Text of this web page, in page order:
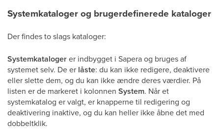
Systemkataloger og brugerdefinerede kataloger
Der findes to slags kataloger:
Systemkatalogerer indbygget i Sapera og bruges af
systemet selv. De er låste: du kan ikke redigere, deaktivere
eller slette dem, og du kan ikke ændre deres værdier. På
listen er de markeret i kolonnen System. Når et
systemkatalog er valgt, er knapperne til redigering og
deaktivering inaktive, og du kan heller ikke åbne det med
dobbeltklik.